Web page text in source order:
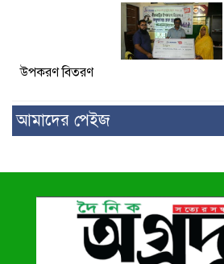
উপকরণ বিতরণ
আমাদের পেইজ